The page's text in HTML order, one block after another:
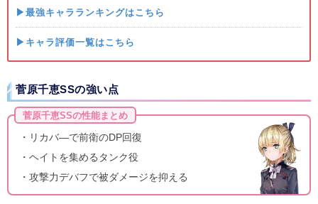
▶最強キャラランキングはこちら
▶キャラ評価一覧はこちら
菅原千恵SSの強い点
菅原千恵SSの性能まとめ
・リカバ―で前衛のDP回復
・ヘイトを集めるタンク役
・攻撃力デバフで被ダメージを抑える